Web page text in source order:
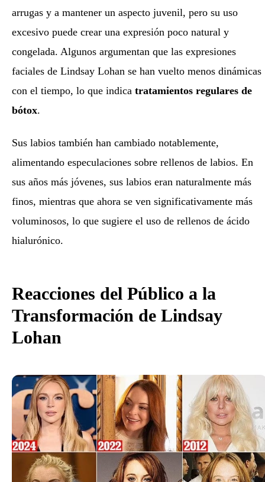
arrugas y a mantener un aspecto juvenil, pero su uso
excesivo puede crear una expresión poco natural y
congelada. Algunos argumentan que las expresiones
faciales de Lindsay Lohan se han vuelto menos dinámicas
con el tiempo, lo que indica tratamientos regulares de
bótox.
Sus labios también han cambiado notablemente,
alimentando especulaciones sobre rellenos de labios. En
sus años más jóvenes, sus labios eran naturalmente más
finos, mientras que ahora se ven significativamente más
voluminosos, lo que sugiere el uso de rellenos de ácido
hialurónico.
Reacciones del Público a la
Transformación de Lindsay
Lohan